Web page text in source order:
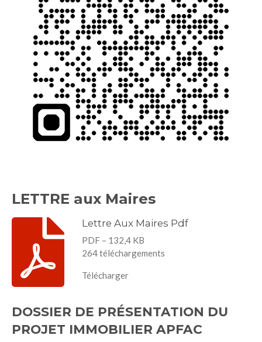
LETTRE aux Maires
Lettre Aux Maires Pdf
PDF – 132,4 KB
264 téléchargements
Télécharger
DOSSIER DE PRÉSENTATION DU
PROJET IMMOBILIER APFAC